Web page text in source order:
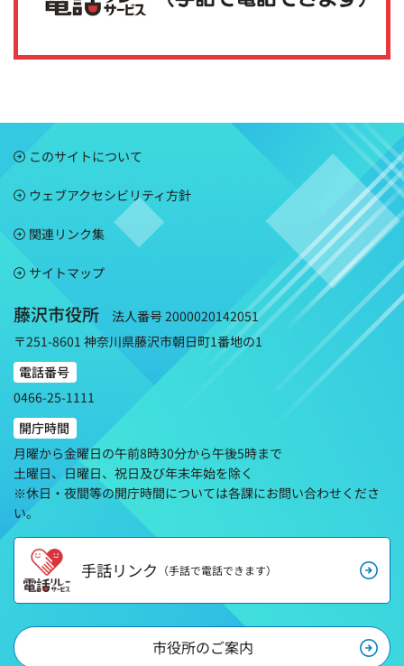
このサイトについて
ウェブアクセシビリティ方針
関連リンク集
サイトマップ
藤沢市役所
法人番号 2000020142051
〒251-8601 神奈川県藤沢市朝日町1番地の1
電話番号
0466-25-1111
開庁時間
月曜から金曜日の午前8時30分から午後5時まで
土曜日、日曜日、祝日及び年末年始を除く
※休日・夜間等の開庁時間については各課にお問い合わせくださ
い。
手話リンク （手話で電話できます）
市役所のご案内